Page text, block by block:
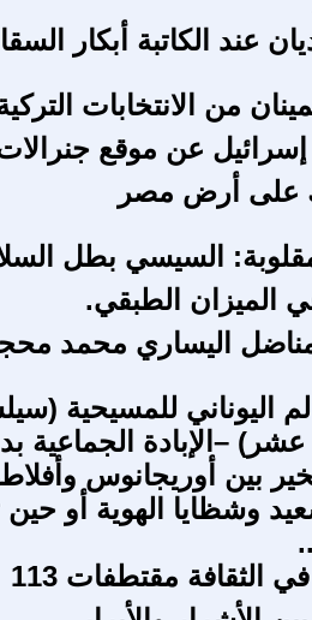
عند الكاتبة أبكار
من الانتخابات
عن موقع
على أرض مصر
السيسي بطل
في الميزان الطبقي.
اليساري محمد
اليوناني للمسيحية
–الإبادة الجماعية
بين أوريجانوس
وشظايا الهوية أو
مقتطفات 113